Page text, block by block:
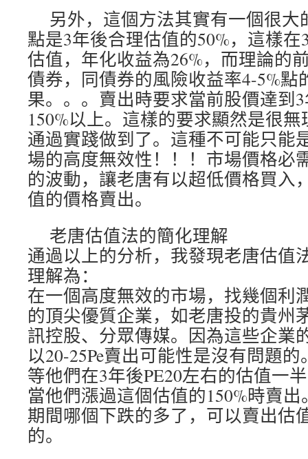
另外，這個方法其實有一個很
點是3年後合理估值的50%，這樣
估值，年化收益為26%，而理論的
債券，同債券的風險收益率4-5%點
果。。。賣出時要求當前股價達到
150%以上。這樣的要求顯然是很
通過實踐做到了。這種不可能只能
場的高度無效性！！！市場價格必
的波動，讓老唐有以超低價格買入
值的價格賣出。
老唐估值法的簡化理解
通過以上的分析，我發現老唐估值
理解為：
在一個高度無效的市場，找幾個利
的頂尖優質企業，如老唐投的貴州
訊控股、分眾傳媒。因為這些企業
以20-25Pe賣出可能性是沒有問題的
等他們在3年後PE20左右的估值一
當他們漲過這個估值的150%時賣出
期間哪個下跌的多了，可以賣出估
的。